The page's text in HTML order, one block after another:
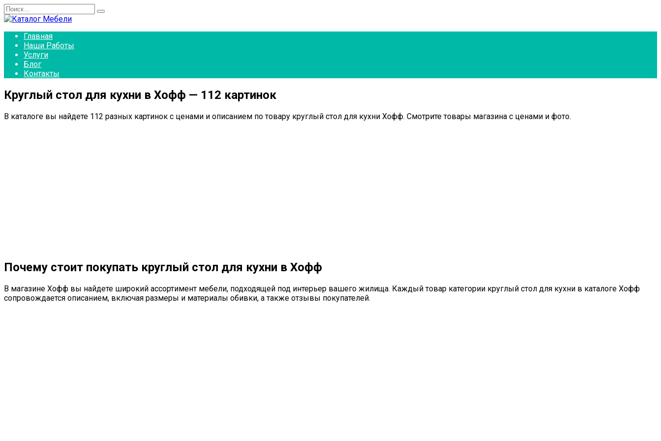
Перейти
к
Search
for:
Главная
Наши Работы
Услуги
Блог
Контакты
Круглый стол для кухни в Хофф — 112 картинок
В каталоге вы найдете 112 разных картинок с ценами и описанием по товару круглый стол для кухни Хофф. Смотрите товары магазина с ценами и фото.
Почему стоит покупать круглый стол для кухни в Хофф
В магазине Хофф вы найдете широкий ассортимент мебели, подходящей под интерьер вашего жилища. Каждый товар категории круглый стол для кухни в каталоге Хофф
сопровождается описанием, включая размеры и материалы обивки, а также отзывы покупателей.